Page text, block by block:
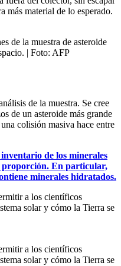
más material de lo esperado.
de la muestra de asteroide
| Foto: AFP
de la muestra. Se cree
de un asteroide más grande
colisión masiva hace entre
de los minerales
proporción. En particular,
minerales hidratados.
a los científicos
solar y cómo la Tierra se
a los científicos
solar y cómo la Tierra se